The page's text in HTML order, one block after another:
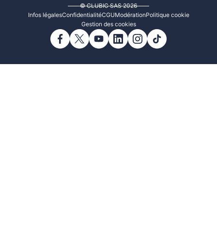
© CLUBIC SAS 2026
Infos légalesConfidentialitéCGUModérationPolitique cookie
Gestion des cookies